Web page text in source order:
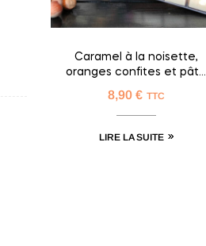
Caramel à la noisette,
oranges confites et pâte
d’amande | La
Réconfortante
8,90 € TTC
LIRE LA SUITE